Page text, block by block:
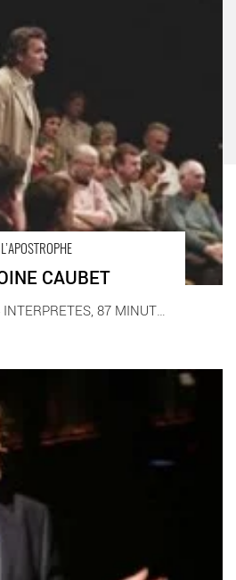
L’APOSTROPHE
CAUBET
ROI LEAR 4/874 INTERPRETES, 87 MINUTES DE [...]